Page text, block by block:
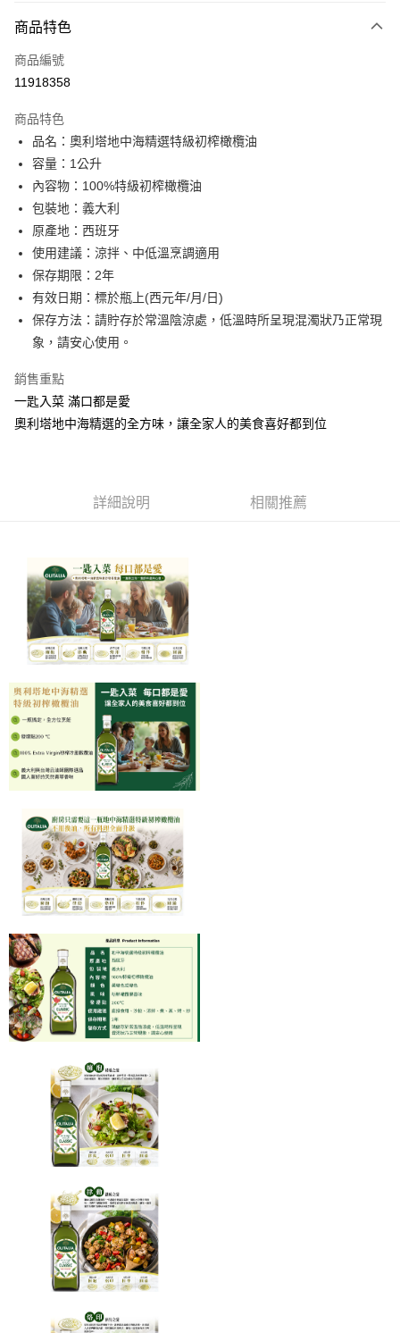
信用卡一次付款
ATM付款
運送方式
宅配
每筆NT$90，滿NT$699(含以上)免運費
商品特色
商品編號
11918358
商品特色
品名：奧利塔地中海精選特級初榨橄欖油
容量：1公升
內容物：100%特級初榨橄欖油
包裝地：義大利
原產地：西班牙
使用建議：涼拌、中低溫烹調適用
保存期限：2年
有效日期：標於瓶上(西元年/月/日)
保存方法：請貯存於常溫陰涼處，低溫時所呈現混濁狀乃正常現
象，請安心使用。
銷售重點
一匙入菜 滿口都是愛
奧利塔地中海精選的全方味，讓全家人的美食喜好都到位
詳細說明 相關推薦